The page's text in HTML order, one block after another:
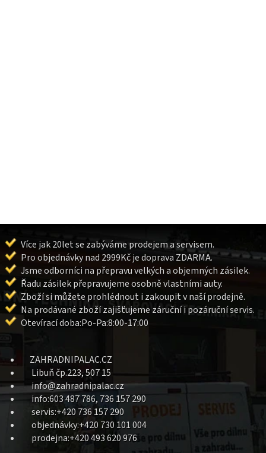
Více jak 20let se zabýváme prodejem a servisem.
Pro objednávky nad 2999Kč je doprava ZDARMA.
Jsme odborníci na přepravu velkých a objemných zásilek.
Řadu zásilek přepravujeme osobně vlastními auty.
Zboží si můžete prohlédnout i zakoupit v naší prodejně.
Na prodávané zboží zajišťujeme záruční i pozáruční servis.
Otevírací doba:Po-Pa:8:00-17:00
ZAHRADNIPALAC.CZ
Libuň čp.223, 507 15
info@zahradnipalac.cz
info:603 487 786, 736 157 290
servis:+420 736 157 290
objednávky:+420 730 101 004
prodejna:+420 493 620 976